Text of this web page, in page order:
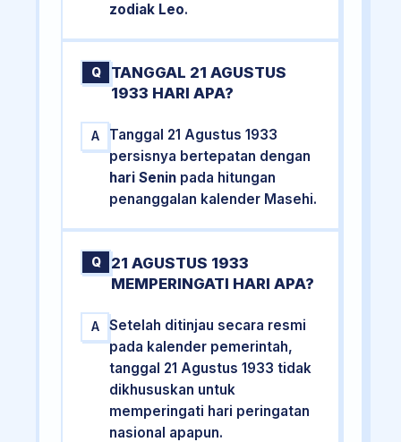
zodiak Leo.
Q
TANGGAL 21 AGUSTUS
1933 HARI APA?
A
Tanggal 21 Agustus 1933
persisnya bertepatan dengan
hari Senin pada hitungan
penanggalan kalender Masehi.
Q
21 AGUSTUS 1933
MEMPERINGATI HARI APA?
A
Setelah ditinjau secara resmi
pada kalender pemerintah,
tanggal 21 Agustus 1933 tidak
dikhususkan untuk
memperingati hari peringatan
nasional apapun.